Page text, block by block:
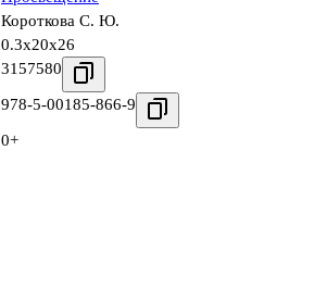
Короткова С. Ю.
0.3x20x26
3157580
978-5-00185-866-9
0+